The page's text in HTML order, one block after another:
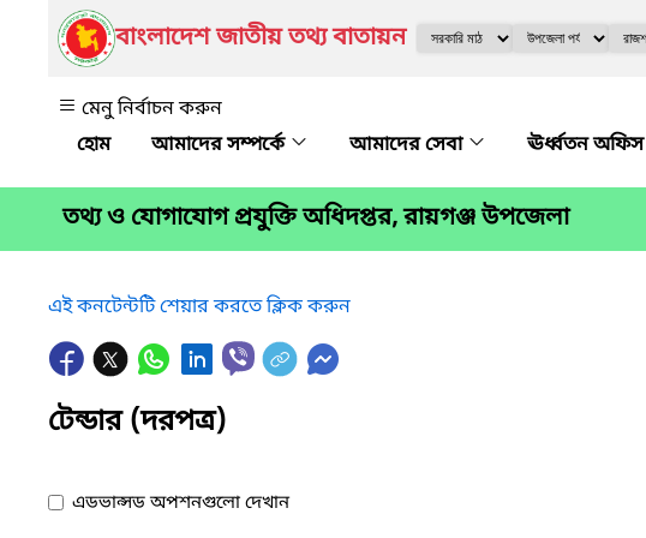
বাংলাদেশ জাতীয় তথ্য বাতায়ন
মেনু নির্বাচন করুন
আমাদের সম্পর্কে
আমাদের সেবা ঊর্ধ্বতন অফিস
তথ্য ও যোগাযোগ প্রযুক্তি অধিদপ্তর, রায়গঞ্জ উপজেলা
এই কনটেন্টটি শেয়ার করতে ক্লিক করুন
টেন্ডার (দরপত্র)
এডভান্সড অপশনগুলো দেখান